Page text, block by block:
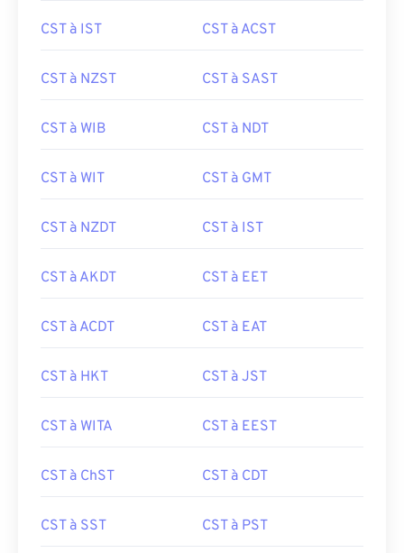
CST à IST CST à ACST
CST à NZST CST à SAST
CST à WIB CST à NDT
CST à WIT CST à GMT
CST à NZDT CST à IST
CST à AKDT CST à EET
CST à ACDT CST à EAT
CST à HKT CST à JST
CST à WITA CST à EEST
CST à ChST CST à CDT
CST à SST CST à PST